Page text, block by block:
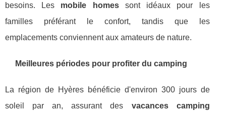
besoins. Les mobile homessont idéaux pour les
familles préférant le confort, tandis que les
emplacements conviennent aux amateurs de nature.
Meilleures périodes pour profiter du camping
La région de Hyères bénéficie d'environ 300 jours de
soleil par an, assurant des vacances camping